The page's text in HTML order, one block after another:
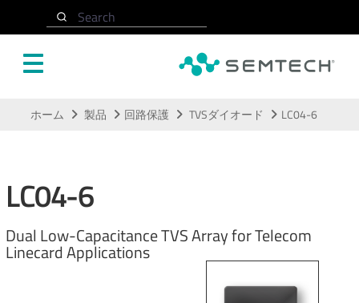
Search
ホーム 製品 回路保護 TVSダイオード LC04-6
LC04-6
Dual Low-Capacitance TVS Array for Telecom
Linecard Applications